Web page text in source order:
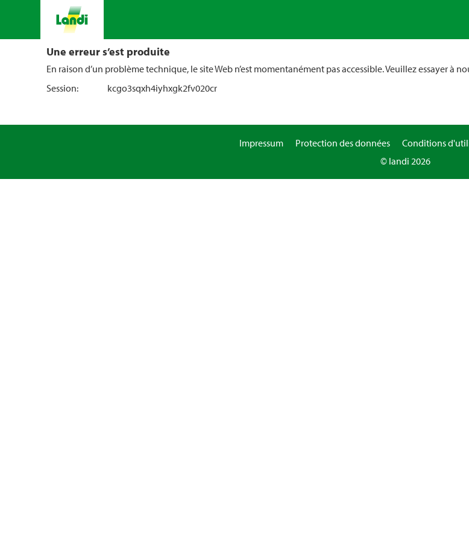
Une erreur s’est produite
En raison d’un problème technique, le site Web n’est momentanément pas accessible. Veuillez essayer à
Session:
kcgo3sqxh4iyhxgk2fv020cr
Impressum Protection des données Conditions
© landi 2026